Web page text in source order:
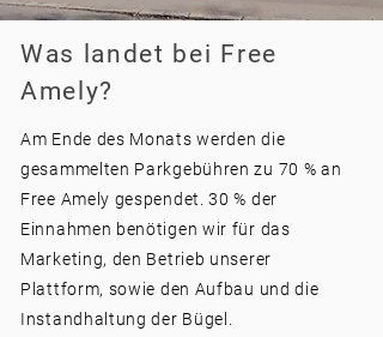
Was landet bei Free
Amely?
Am Ende des Monats werden die
gesammelten Parkgebühren zu 70 % an
Free Amely gespendet. 30 % der
Einnahmen benötigen wir für das
Marketing, den Betrieb unserer
Plattform, sowie den Aufbau und die
Instandhaltung der Bügel.